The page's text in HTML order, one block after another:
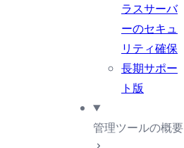
ラスサーバ
ーのセキュ
リティ確保
長期サポー
ト版
管理ツールの概要